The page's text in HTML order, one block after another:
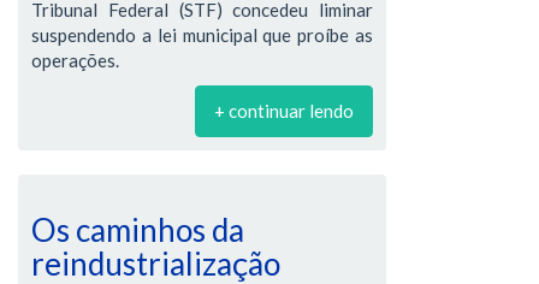
Tribunal Federal (STF) concedeu liminar
suspendendo a lei municipal que proíbe as
operações.
+ continuar lendo
Os caminhos da
reindustrialização